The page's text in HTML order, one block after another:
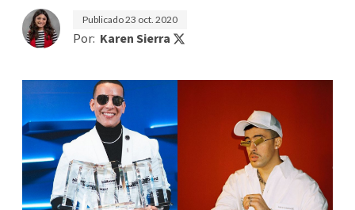
Publicado23 oct. 2020
Por: Karen Sierra